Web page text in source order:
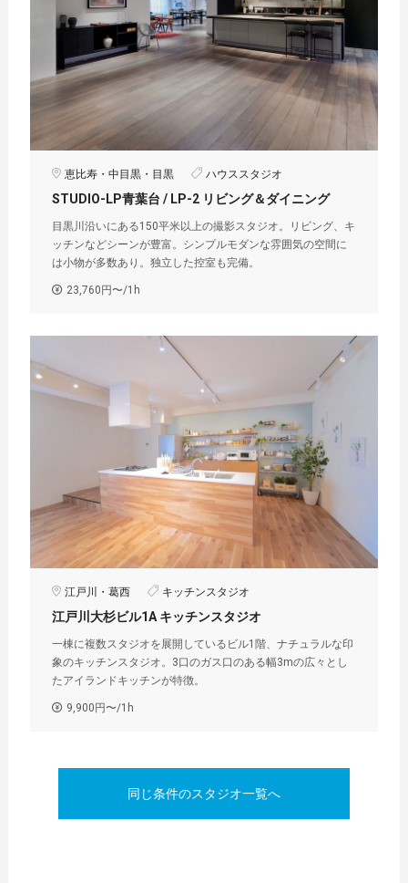
恵比寿・中目黒・目黒 ハウススタジオ
STUDIO-LP青葉台 / LP-2 リビング＆ダイニング
目黒川沿いにある150平米以上の撮影スタジオ。リビング、キ
ッチンなどシーンが豊富。シンプルモダンな雰囲気の空間に
は小物が多数あり。独立した控室も完備。
23,760円〜/1h
江戸川・葛西 キッチンスタジオ
江戸川大杉ビル1A キッチンスタジオ
一棟に複数スタジオを展開しているビル1階、ナチュラルな印
象のキッチンスタジオ。3口のガス口のある幅3mの広々とし
たアイランドキッチンが特徴。
9,900円〜/1h
同じ条件のスタジオ一覧へ